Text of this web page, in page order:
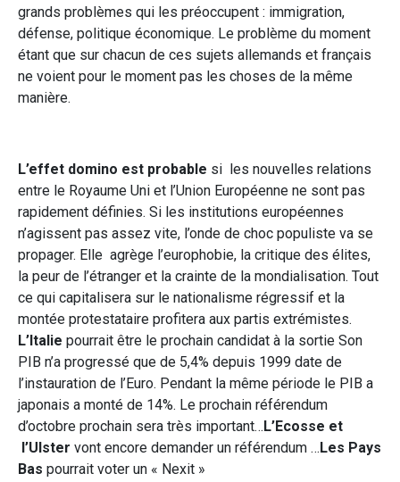
grands problèmes qui les préoccupent : immigration,
défense, politique économique. Le problème du moment
étant que sur chacun de ces sujets allemands et français
ne voient pour le moment pas les choses de la même
manière.
L’effet domino est probable si les nouvelles relations
entre le Royaume Uni et l’Union Européenne ne sont pas
rapidement définies. Si les institutions européennes
n’agissent pas assez vite, l’onde de choc populiste va se
propager. Elle agrège l’europhobie, la critique des élites,
la peur de l’étranger et la crainte de la mondialisation. Tout
ce qui capitalisera sur le nationalisme régressif et la
montée protestataire profitera aux partis extrémistes.
L’Italie pourrait être le prochain candidat à la sortie Son
PIB n’a progressé que de 5,4% depuis 1999 date de
l’instauration de l’Euro. Pendant la même période le PIB a
japonais a monté de 14%. Le prochain référendum
d’octobre prochain sera très important…L’Ecosse et
l’Ulster vont encore demander un référendum …Les Pays
Bas pourrait voter un « Nexit »